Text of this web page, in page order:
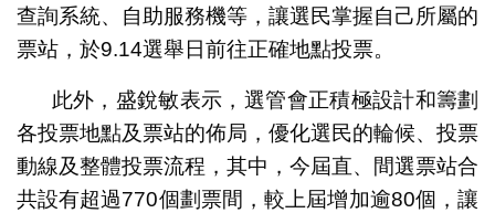
查詢系統、自助服務機等，讓選民掌握自己所屬的
票站，於9.14選舉日前往正確地點投票。
此外，盛銳敏表示，選管會正積極設計和籌劃
各投票地點及票站的佈局，優化選民的輪候、投票
動線及整體投票流程，其中，今屆直、間選票站合
共設有超過770個劃票間，較上屆增加逾80個，讓